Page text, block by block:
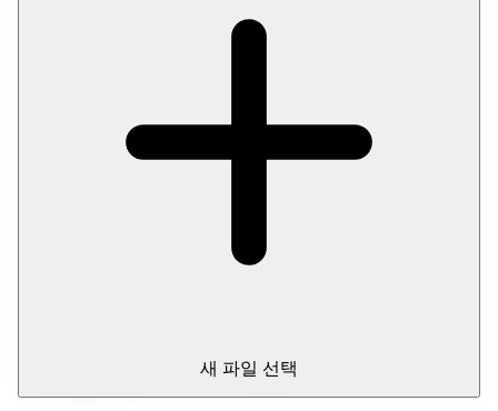
모든 파일 압축
새 파일 선택
개인정보를 안전하게 보호할 수 있습니다.